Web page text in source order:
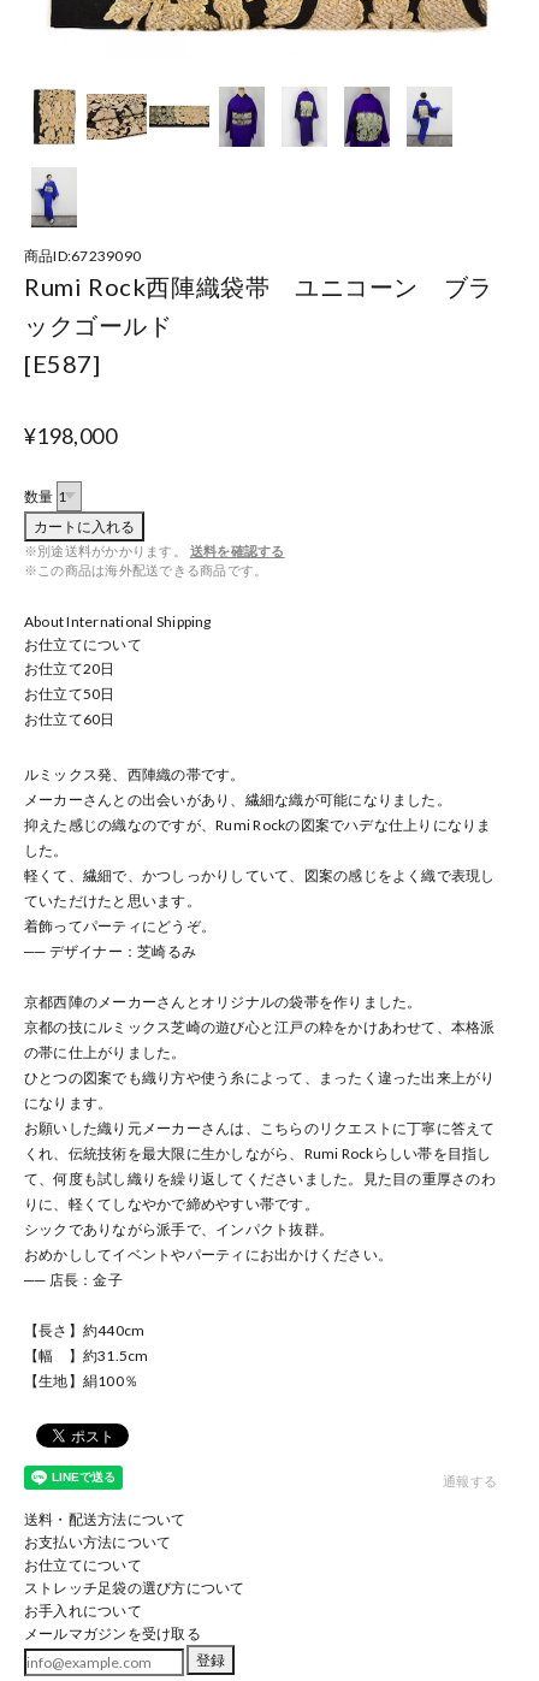
商品ID:67239090
Rumi Rock西陣織袋帯 ユニコーン ブラ
ックゴールド
[E587]
¥198,000
数量
カートに入れる
※別途送料がかかります。
送料を確認する
※この商品は海外配送できる商品です。
About International Shipping
お仕立てについて
お仕立て20日
お仕立て50日
お仕立て60日
ルミックス発、西陣織の帯です。
メーカーさんとの出会いがあり、繊細な織が可能になりました。
抑えた感じの織なのですが、Rumi Rockの図案でハデな仕上りになりま
した。
軽くて、繊細で、かつしっかりしていて、図案の感じをよく織で表現し
ていただけたと思います。
着飾ってパーティにどうぞ。
── デザイナー：芝崎るみ
京都西陣のメーカーさんとオリジナルの袋帯を作りました。
京都の技にルミックス芝崎の遊び心と江戸の粋をかけあわせて、本格派
の帯に仕上がりました。
ひとつの図案でも織り方や使う糸によって、まったく違った出来上がり
になります。
お願いした織り元メーカーさんは、こちらのリクエストに丁寧に答えて
くれ、伝統技術を最大限に生かしながら、Rumi Rockらしい帯を目指し
て、何度も試し織りを繰り返してくださいました。 見た目の重厚さのわ
りに、軽くてしなやかで締めやすい帯です。
シックでありながら派手で、インパクト抜群。
おめかししてイベントやパーティにお出かけください。
── 店長：金子
【長さ】約440cm
【幅 】約31.5cm
【生地】絹100％
通報する
送料・配送方法について
お支払い方法について
お仕立てについて
ストレッチ足袋の選び方について
お手入れについて
メールマガジンを受け取る
登録